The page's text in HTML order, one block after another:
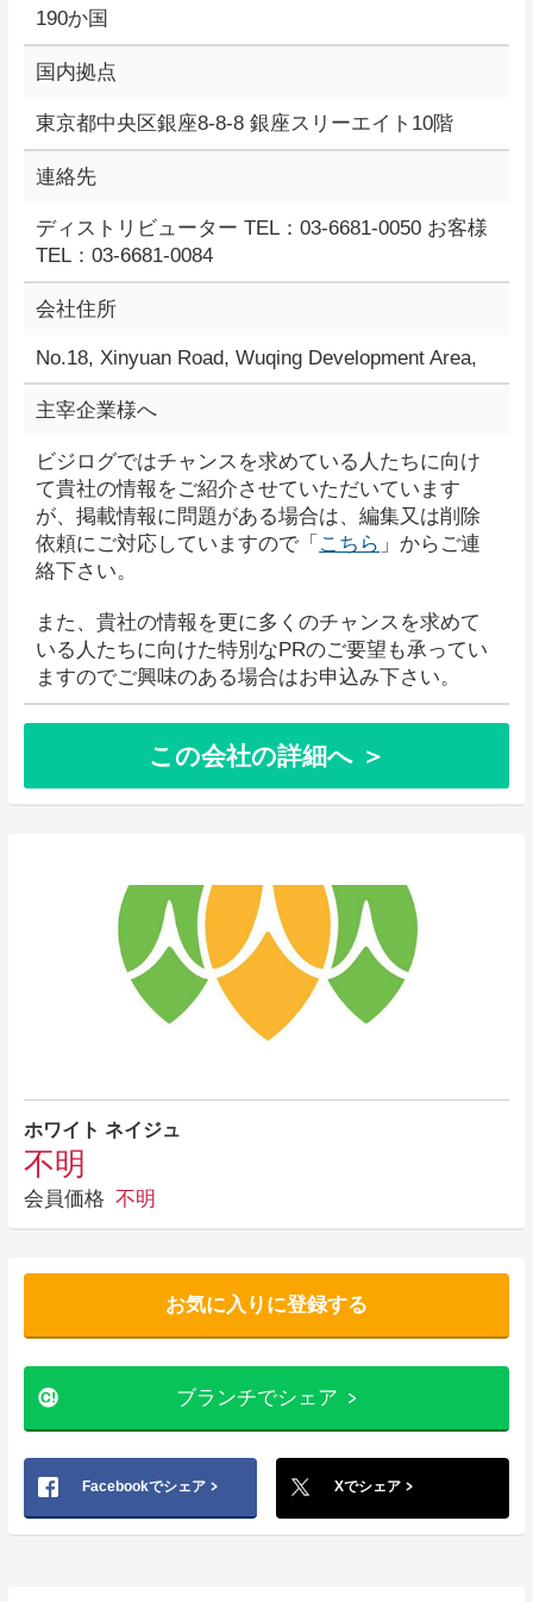
190か国
国内拠点
東京都中央区銀座8-8-8 銀座スリーエイト10階
連絡先
ディストリビューター TEL：03-6681-0050 お客様
TEL：03-6681-0084
会社住所
No.18, Xinyuan Road, Wuqing Development Area,
主宰企業様へ
ビジログではチャンスを求めている人たちに向け
て貴社の情報をご紹介させていただいています
が、掲載情報に問題がある場合は、編集又は削除
依頼にご対応していますので「 こちら 」からご連
絡下さい。
また、貴社の情報を更に多くのチャンスを求めて
いる人たちに向けた特別なPRのご要望も承ってい
ますのでご興味のある場合はお申込み下さい。
この会社の詳細へ ＞
ホワイト ネイジュ
不明
会員価格 不明
お気に入りに登録する
ブランチでシェア
Facebookでシェア Xでシェア